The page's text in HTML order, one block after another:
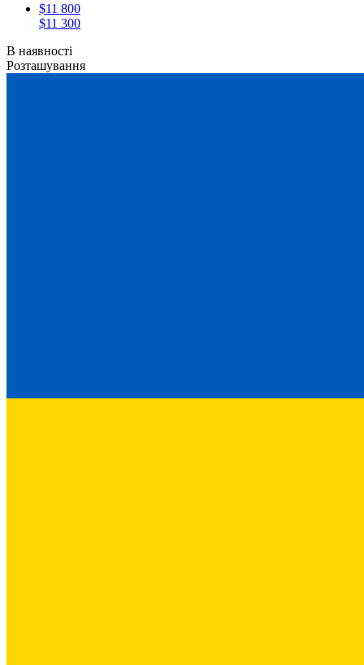
$11 800
$11 300
В наявності
Розташування